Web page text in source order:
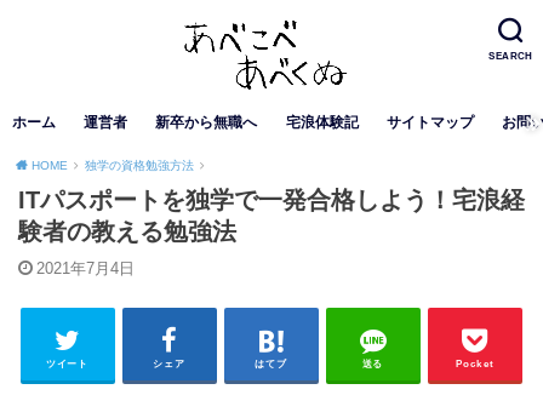
SEARCH
ホーム 運営者 新卒から無職へ 宅浪体験記 サイトマップ お問
HOME 独学の資格勉強方法
ITパスポートを独学で一発合格しよう！宅浪経
験者の教える勉強法
2021年7月4日
ツイート シェア はてブ 送る Pocket